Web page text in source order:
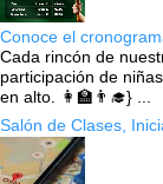
Conoce el
Cada rincón de
participación de
en alto. 👩‍🏫👨‍🎓} ...
Salón de Clases,